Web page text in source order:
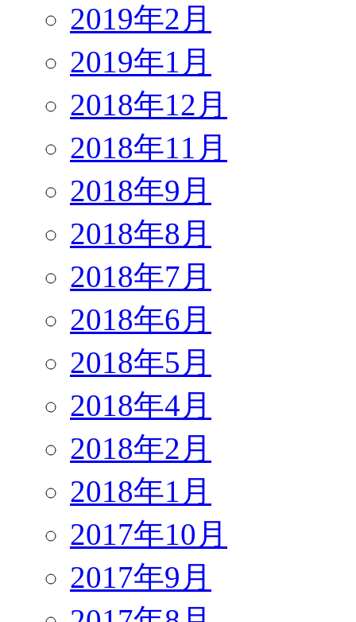
2019年2月
2019年1月
2018年12月
2018年11月
2018年9月
2018年8月
2018年7月
2018年6月
2018年5月
2018年4月
2018年2月
2018年1月
2017年10月
2017年9月